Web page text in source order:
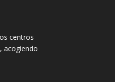
centros
acogiendo